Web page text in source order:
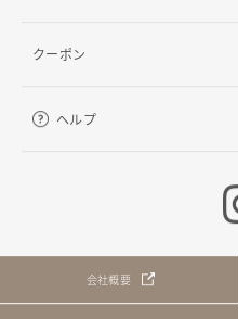
クーポン
ヘルプ
会社概要